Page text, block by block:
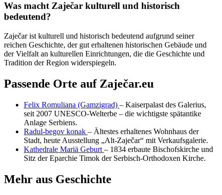
Was macht Zaječar kulturell und historisch
bedeutend?
Zaječar ist kulturell und historisch bedeutend aufgrund seiner
reichen Geschichte, der gut erhaltenen historischen Gebäude und
der Vielfalt an kulturellen Einrichtungen, die die Geschichte und
Tradition der Region widerspiegeln.
Passende Orte auf Zaječar.eu
Felix Romuliana (Gamzigrad) – Kaiserpalast des Galerius,
seit 2007 UNESCO-Welterbe – die wichtigste spätantike
Anlage Serbiens.
Radul-begov konak – Ältestes erhaltenes Wohnhaus der
Stadt, heute Ausstellung „Alt-Zaječar“ mit Verkaufsgalerie.
Kathedrale Mariä Geburt – 1834 erbaute Bischofskirche und
Sitz der Eparchie Timok der Serbisch-Orthodoxen Kirche.
Mehr aus Geschichte